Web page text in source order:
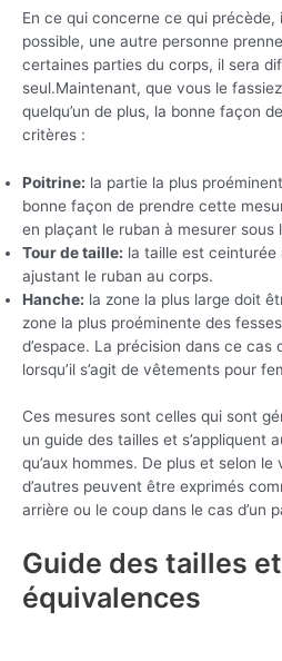
En ce qui concerne ce qui
possible, une autre personne
certaines parties du corps, il sera
seul.Maintenant, que vous le
quelqu’un de plus, la bonne façon
critères :
Poitrine: la partie la plus
bonne façon de prendre cette
en plaçant le ruban à mesurer sous
Tour de taille: la taille est
ajustant le ruban au corps.
Hanche: la zone la plus large doit
zone la plus proéminente des
d’espace. La précision dans ce
lorsqu’il s’agit de vêtements pour
Ces mesures sont celles qui sont
un guide des tailles et s’appliquent
qu’aux hommes. De plus et selon
d’autres peuvent être exprimés
arrière ou le coup dans le cas d’un
Guide des tailles
équivalences